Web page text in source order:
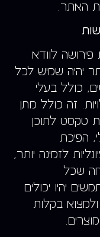
האתר.
פירושה לוודא
יהיה שמיש לכל
כולל בעלי
זה כולל מתן
טקסט לתוכן
הפיכת
לזמינה יותר,
שכל
יהיו יכולים
ולמצוא בקלות